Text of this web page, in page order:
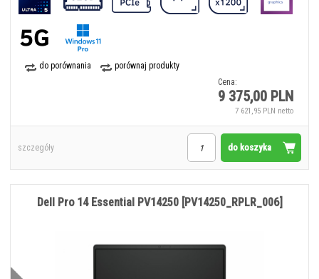
do porównania
porównaj produkty
Cena:
9 375,00 PLN
7 621,95 PLN netto
do koszyka
szczegóły
Dell Pro 14 Essential PV14250 [PV14250_RPLR_006]